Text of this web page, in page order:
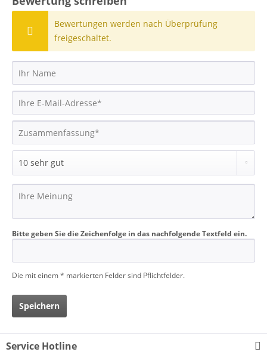
Bewertungen werden nach Überprüfung
freigeschaltet.
Bitte geben Sie die Zeichenfolge in das nachfolgende Textfeld ein.
Die mit einem * markierten Felder sind Pflichtfelder.
Speichern
Service Hotline